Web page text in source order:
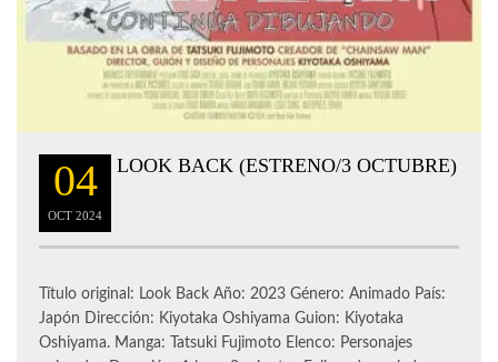
04
OCT 2024
LOOK BACK (ESTRENO/3 OCTUBRE)
Título original: Look Back Año: 2023 Género: Animado País:
Japón Dirección: Kiyotaka Oshiyama Guion: Kiyotaka
Oshiyama. Manga: Tatsuki Fujimoto Elenco: Personajes